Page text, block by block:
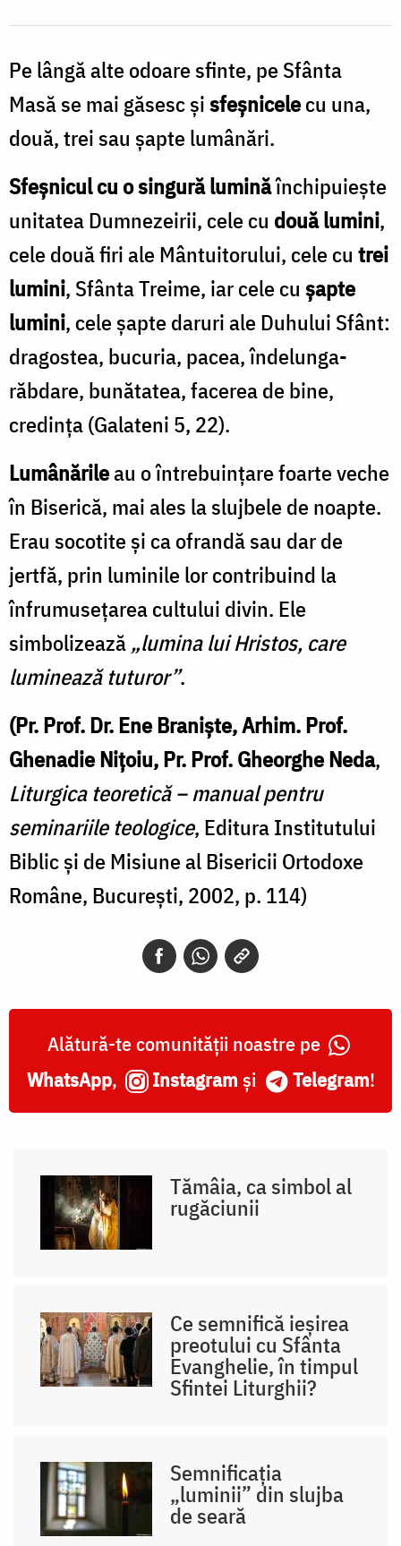
Masă?
/
Foto:
Oana
Pe lângă alte odoare sfinte, pe Sfânta
Masă se mai găsesc șisfeșnicelecu una,
două, trei sau șapte lumânări.
Sfeșnicul cu o singură luminăînchipuiește
unitatea Dumnezeirii, cele cu două lumini,
cele două firi ale Mântuitorului, cele cu trei
lumini, Sfânta Treime, iar cele cu șapte
lumini, cele șapte daruri ale Duhului Sfânt:
dragostea, bucuria, pacea, îndelunga-
răbdare, bunătatea, facerea de bine,
credința (Galateni 5, 22).
Lumânărileau o întrebuințare foarte veche
în Biserică, mai ales la slujbele de noapte.
Erau socotite și ca ofrandă sau dar de
jertfă, prin luminile lor contribuind la
înfrumusețarea cultului divin. Ele
simbolizează „lumina lui Hristos, care
luminează tuturor”.
(Pr. Prof. Dr. Ene Braniște, Arhim. Prof.
Ghenadie Nițoiu, Pr. Prof. Gheorghe Neda,
Liturgica teoretică – manual pentru
seminariile teologice, Editura Institutului
Biblic și de Misiune al Bisericii Ortodoxe
Române, București, 2002, p. 114)
Alătură-te comunității noastre pe
WhatsApp, Instagram și Telegram!
Tămâia, ca simbol al
rugăciunii
Ce semnifică ieșirea
preotului cu Sfânta
Evanghelie, în timpul
Sfintei Liturghii?
Semnificația
„luminii” din slujba
de seară